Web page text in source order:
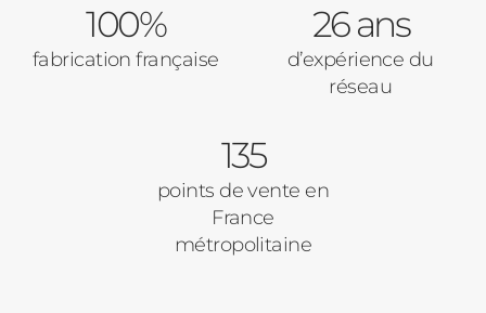
100%
fabrication française
26 ans
d’expérience du
réseau
135
points de vente en
France
métropolitaine